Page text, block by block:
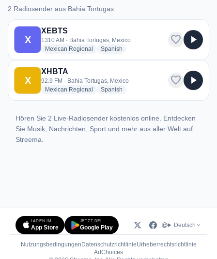
2 Radiosender aus Bahia Tortugas
2 Radiosender aus Bahia Tortugas
X
XEBTS
1310 AM · Bahia Tortugas, Mexico
Mexican Regional
radio stations
Spanish
favorite play_arrow
X
XHBTA
92.9 FM · Bahia Tortugas, Mexico
Mexican Regional
radio stations
Spanish
favorite play_arrow
Hören Sie 2 Live-Radiosender kostenlos online. Entdecken
Sie Musik, Nachrichten, Sport und mehr aus aller Welt auf
Streema.
LADEN IM
App Store
JETZT BEI
Google Play Deutsch
Nutzungsbedingungen DatenschutzrichtlinieUrheberrechtsrichtlinie
AdChoices(öffnet in neuem Tab)